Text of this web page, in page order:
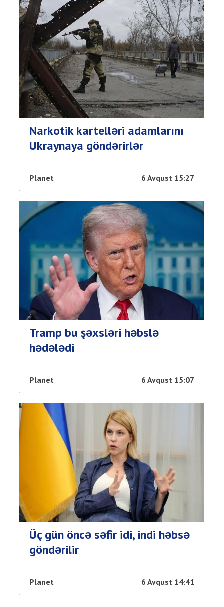
Narkotik kartelləri adamlarını
Ukraynaya göndərirlər
Planet 6 Avqust 15:27
Tramp bu şəxsləri həbslə
hədələdi
Planet 6 Avqust 15:07
Üç gün öncə səfir idi, indi həbsə
göndərilir
Planet 6 Avqust 14:41